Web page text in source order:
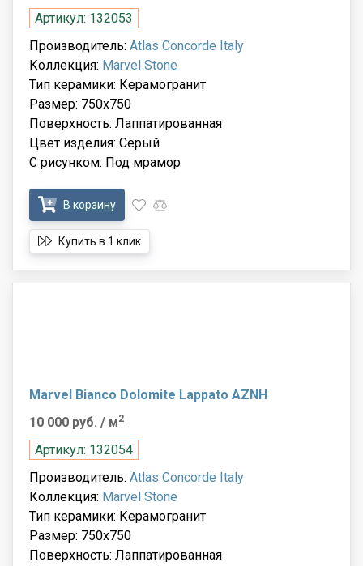
Артикул: 132053
Производитель: Atlas Concorde Italy
Коллекция: Marvel Stone
Тип керамики: Керамогранит
Размер: 750x750
Поверхность: Лаппатированная
Цвет изделия: Серый
С рисунком: Под мрамор
В корзину
Купить в 1 клик
Marvel Bianco Dolomite Lappato AZNH
10 000 руб. / м2
Артикул: 132054
Производитель: Atlas Concorde Italy
Коллекция: Marvel Stone
Тип керамики: Керамогранит
Размер: 750x750
Поверхность: Лаппатированная